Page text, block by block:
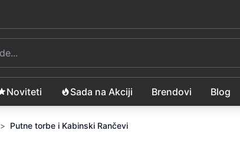
Noviteti Sada na Akciji Brendovi Blog
> Putne torbe i Kabinski Rančevi